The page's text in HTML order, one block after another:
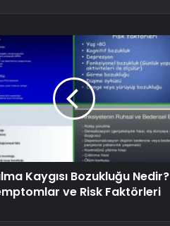
Kaygısı Bozukluğu Nedir?
ve Risk Faktörleri